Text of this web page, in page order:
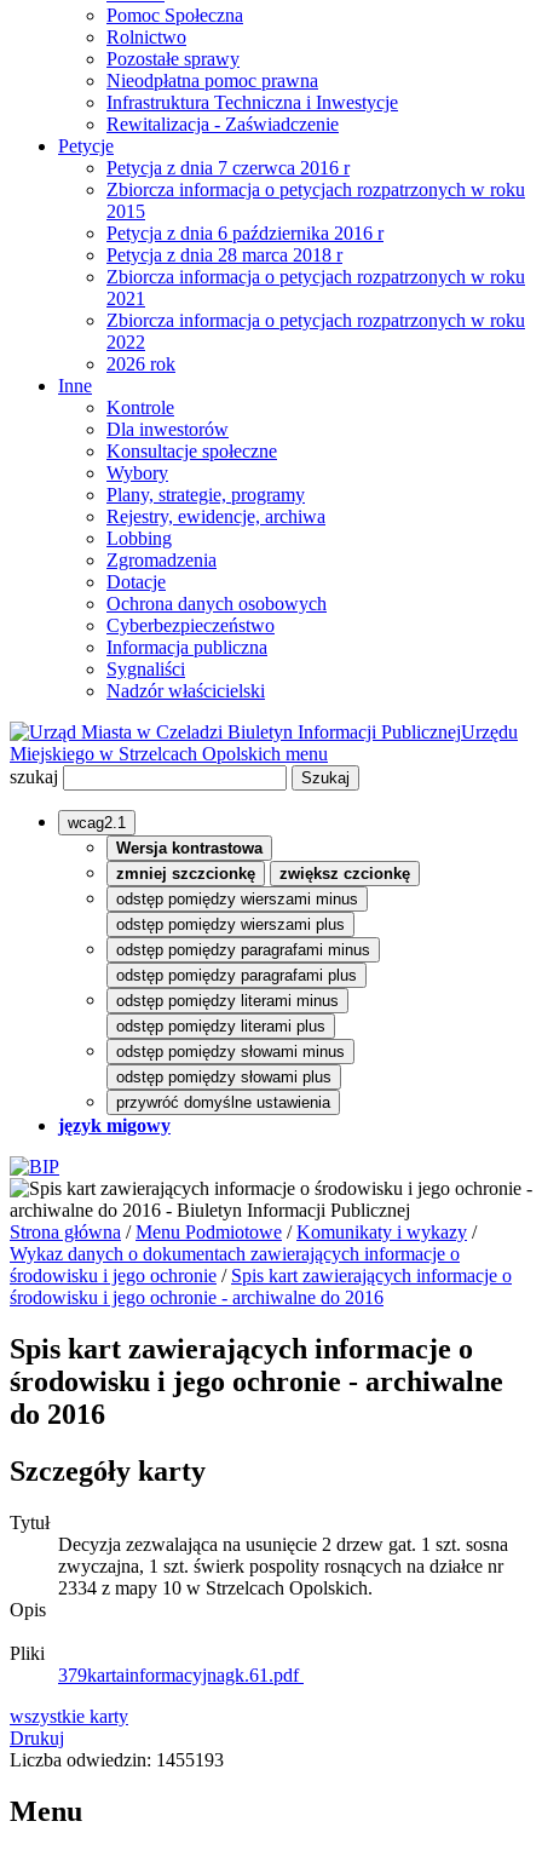
Pomoc Społeczna
Rolnictwo
Pozostałe sprawy
Nieodpłatna pomoc prawna
Infrastruktura Techniczna i Inwestycje
Rewitalizacja - Zaświadczenie
Petycje
Petycja z dnia 7 czerwca 2016 r
Zbiorcza informacja o petycjach rozpatrzonych w roku
2015
Petycja z dnia 6 października 2016 r
Petycja z dnia 28 marca 2018 r
Zbiorcza informacja o petycjach rozpatrzonych w roku
2021
Zbiorcza informacja o petycjach rozpatrzonych w roku
2022
2026 rok
Inne
Kontrole
Dla inwestorów
Konsultacje społeczne
Wybory
Plany, strategie, programy
Rejestry, ewidencje, archiwa
Lobbing
Zgromadzenia
Dotacje
Ochrona danych osobowych
Cyberbezpieczeństwo
Informacja publiczna
Sygnaliści
Nadzór właścicielski
Biuletyn Informacji PublicznejUrzędu
Miejskiego w Strzelcach Opolskich menu
szukaj
wcag2.1
Wersja kontrastowa
zmniej szczcionkę
zwiększ czcionkę
odstęp pomiędzy wierszami minus
odstęp pomiędzy wierszami plus
odstęp pomiędzy paragrafami minus
odstęp pomiędzy paragrafami plus
odstęp pomiędzy literami minus
odstęp pomiędzy literami plus
odstęp pomiędzy słowami minus
odstęp pomiędzy słowami plus
przywróć domyślne ustawienia
język migowy
Strona główna /Menu Podmiotowe /Komunikaty i wykazy /
Wykaz danych o dokumentach zawierających informacje o
środowisku i jego ochronie / Spis kart zawierających informacje o
środowisku i jego ochronie - archiwalne do 2016
Spis kart zawierających informacje o
środowisku i jego ochronie - archiwalne
do 2016
Szczegóły karty
Tytuł
Decyzja zezwalająca na usunięcie 2 drzew gat. 1 szt. sosna
zwyczajna, 1 szt. świerk pospolity rosnących na działce nr
2334 z mapy 10 w Strzelcach Opolskich.
Opis
Pliki
379kartainformacyjnagk.61.pdf
wszystkie karty
Drukuj
Liczba odwiedzin: 1455193
Menu